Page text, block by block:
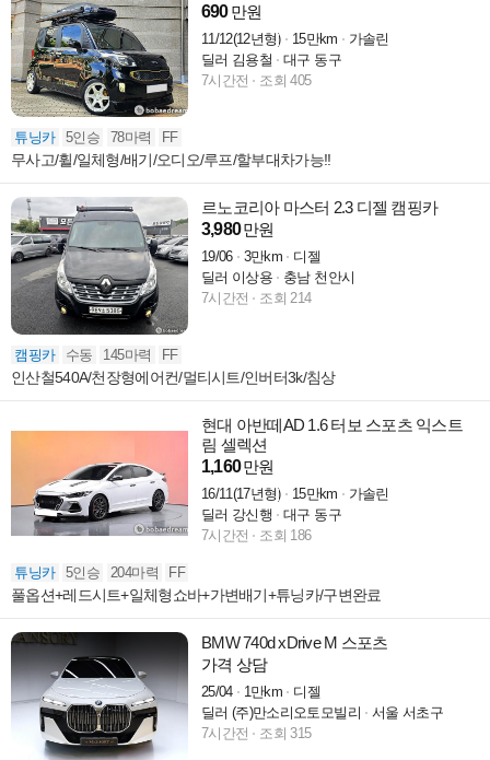
690만원
11/12(12년형) 15만km
가솔린
딜러 김용철
대구 동구
7시간전
조회 405
튜닝카 5인승 78마력 FF
무사고/휠/일체형/배기/오디오/루프/할부대차가능!!
르노코리아 마스터 2.3 디젤 캠핑카
3,980만원
19/06 3만km
디젤
딜러 이상용
충남 천안시
7시간전
조회 214
캠핑카 수동 145마력 FF
인산철540A/천장형에어컨/멀티시트/인버터3k/침상
현대 아반떼AD 1.6 터보 스포츠 익스트
림 셀렉션
1,160만원
16/11(17년형) 15만km
가솔린
딜러 강신행
대구 동구
7시간전
조회 186
튜닝카 5인승 204마력 FF
풀옵션+레드시트+일체형쇼바+가변배기+튜닝카/구변완료
BMW 740d xDrive M 스포츠
가격 상담
25/04 1만km
디젤
딜러 (주)만소리오토모빌리
서울 서초구
7시간전
조회 315